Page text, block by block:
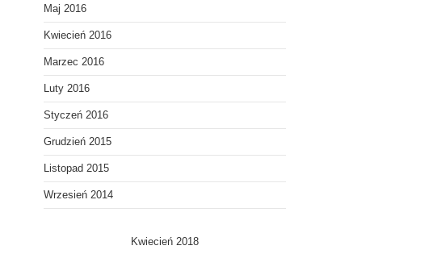
Maj 2016
Kwiecień 2016
Marzec 2016
Luty 2016
Styczeń 2016
Grudzień 2015
Listopad 2015
Wrzesień 2014
Kwiecień 2018